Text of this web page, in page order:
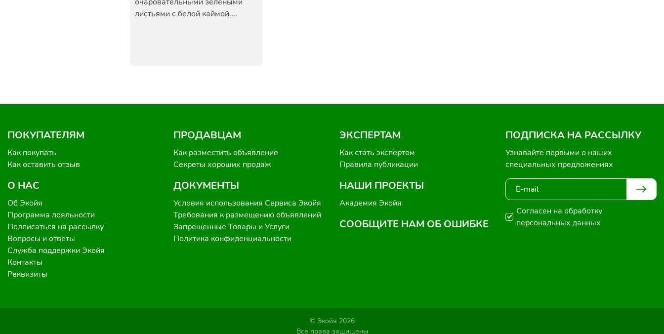
листьями с белой каймой....
ПОКУПАТЕЛЯМ
Как покупать
Как оставить отзыв
О НАС
Об Экойя
Программа лояльности
Подписаться на рассылку
Вопросы и ответы
Служба поддержки Экойя
Контакты
Реквизиты
ПРОДАВЦАМ
Как разместить объявление
Секреты хороших продаж
ДОКУМЕНТЫ
Условия использования Сервиса Экойя
Требования к размещению объявлений
Запрещенные Товары и Услуги
Политика конфиденциальности
ЭКСПЕРТАМ
Как стать экспертом
Правила публикации
НАШИ ПРОЕКТЫ
Академия Экойя
СООБЩИТЕ НАМ ОБ ОШИБКЕ
ПОДПИСКА НА РАССЫЛКУ
Узнавайте первыми о наших
специальных предложениях
Согласен на обработку
персональных данных
© Экойя 2026
Все права защищены